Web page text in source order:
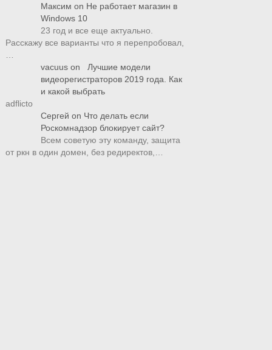
Максим on Не работает магазин в
Windows 10
23 год и все еще актуально.
Расскажу все варианты что я перепробовал,
vacuus on
Лучшие модели
видеорегистраторов 2019 года. Как
и какой выбрать
adflicto
Сергей on Что делать если
Роскомнадзор блокирует сайт?
Всем советую эту команду, защита
от ркн в один домен, без редиректов,…